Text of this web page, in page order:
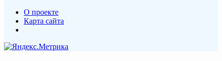
О проекте
Карта сайта